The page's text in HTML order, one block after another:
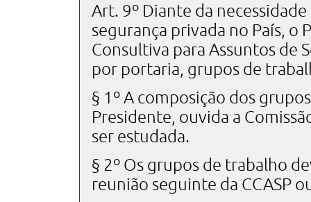
Art. 9º Diante da
segurança privada no País, o
Consultiva para Assuntos de
por portaria, grupos de
§ 1º A composição dos
Presidente, ouvida a
ser estudada.
§ 2º Os grupos de trabalho
reunião seguinte da CCASP